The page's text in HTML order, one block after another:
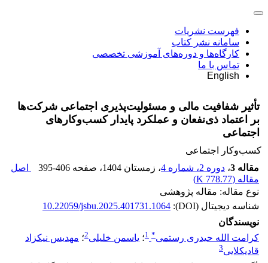
فهرست نشریات
سامانه نشر کتاب
کارگاه‌ها و دوره‌های آموزشی تخصصی
تماس با ما
English
تأثیر شفافیت مالی و مسئولیت‌پذیری اجتماعی شرکت‌ها
بر اعتماد ذی‌نفعان و عملکرد پایدار کسب‌وکارهای
اجتماعی
کسب‌وکار اجتماعی
مقاله 3
، دوره 2، شماره 4 ، زمستان 1404 ، صفحه 395-406
اصل
مقاله (778.77 K
)
نوع مقاله: مقاله پژوهشی
شناسه دیجیتال (DOI):
10.22059/jsbu.2025.401731.1064
نویسندگان
کرامت الله حیدری رستمی*
1؛ یاسمن خلیلی2؛ مهدیس نیکزاد
قادیکلایی3